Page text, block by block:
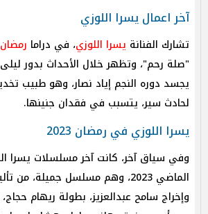
آخر اعمال يسرا اللوزي
تشارك الفنانة يسرا اللوزي، في دراما رمضان 2024
"صلة رحم"، وتظهر خلال الأحداث بدور
يجسد دوره النجم إياد نصار، وهو طبيب
لحادث سير، يتسبب في فقدان جنينها.
يسرا اللوزي في رمضان 2023
وفي سياق آخر، كانت آخر مسلسلات يسرا
الماضي 2023، وهم مسلسل جميلة،
وإخراج سامح عبدالعزيز، بطولة ريهام